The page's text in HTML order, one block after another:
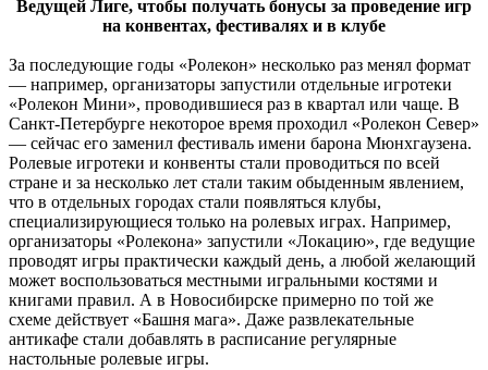
Ведущей Лиге, чтобы получать бонусы за проведение игр
на конвентах, фестивалях и в клубе
За последующие годы «Ролекон» несколько раз менял формат
— например, организаторы запустили отдельные игротеки
«Ролекон Мини», проводившиеся раз в квартал или чаще. В
Санкт-Петербурге некоторое время проходил «Ролекон Север»
— сейчас его заменил фестиваль имени барона Мюнхгаузена.
Ролевые игротеки и конвенты стали проводиться по всей
стране и за несколько лет стали таким обыденным явлением,
что в отдельных городах стали появляться клубы,
специализирующиеся только на ролевых играх. Например,
организаторы «Ролекона» запустили «Локацию», где ведущие
проводят игры практически каждый день, а любой желающий
может воспользоваться местными игральными костями и
книгами правил. А в Новосибирске примерно по той же
схеме действует «Башня мага». Даже развлекательные
антикафе стали добавлять в расписание регулярные
настольные ролевые игры.